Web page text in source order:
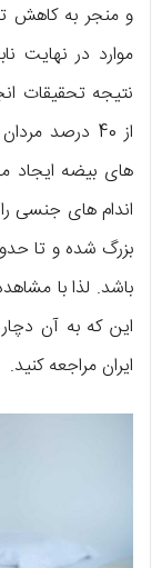
و منجر به کاهش
موارد در نهایت
نتیجه تحقیقات
از 40 درصد
های بیضه ایجاد
اندام های جنسی
بزرگ شده و تا
باشد. لذا با
این که به آن
ایران مراجعه کنید.